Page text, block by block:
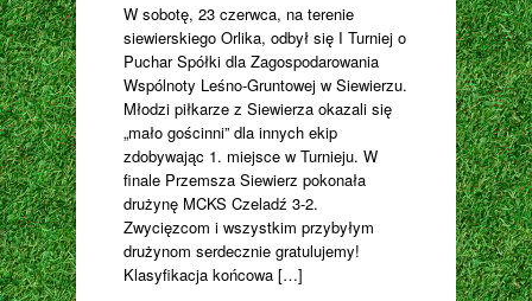
W sobotę, 23 czerwca, na terenie
siewierskiego Orlika, odbył się I Turniej o
Puchar Spółki dla Zagospodarowania
Wspólnoty Leśno-Gruntowej w Siewierzu.
Młodzi piłkarze z Siewierza okazali się
„mało gościnni” dla innych ekip
zdobywając 1. miejsce w Turnieju. W
finale Przemsza Siewierz pokonała
drużynę MCKS Czeladź 3-2.
Zwycięzcom i wszystkim przybyłym
drużynom serdecznie gratulujemy!
Klasyfikacja końcowa […]